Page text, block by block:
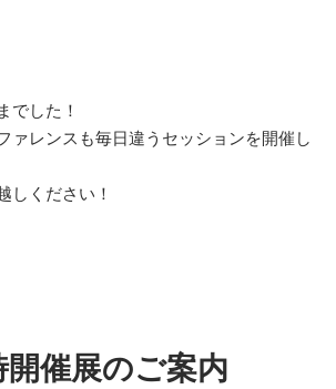
でした！
ァレンスも毎日違うセッションを開催し
しください！
開催展のご案内